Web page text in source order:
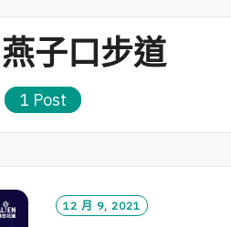
燕子口步道
1 Post
12 月 9, 2021